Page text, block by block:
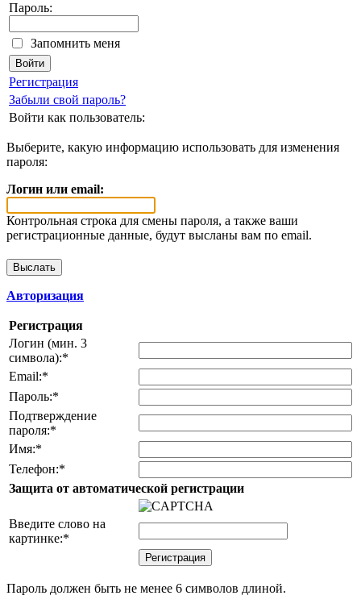
Пароль:
Запомнить меня
Регистрация
Забыли свой пароль?
Войти как пользователь:
Выберите, какую информацию использовать для изменения
пароля:
Логин или email:
Контрольная строка для смены пароля, а также ваши
регистрационные данные, будут высланы вам по email.
Авторизация
Регистрация
Логин (мин. 3
символа):*
Email:*
Пароль:*
Подтверждение
пароля:*
Имя:*
Телефон:*
Защита от автоматической регистрации
Введите слово на
картинке:*
Пароль должен быть не менее 6 символов длиной.